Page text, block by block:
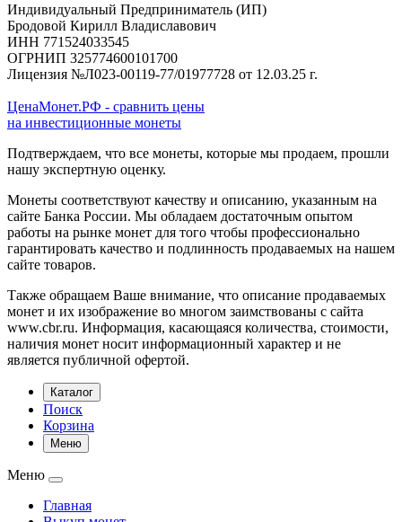
Индивидуальный Предприниматель (ИП)
Бродовой Кирилл Владиславович
ИНН 771524033545
ОГРНИП 325774600101700
Лицензия №Л023-00119-77/01977728 от 12.03.25 г.
ЦенаМонет.РФ - сравнить цены
на инвестиционные монеты
Подтверждаем, что все монеты, которые мы продаем, прошли
нашу экспертную оценку.
Монеты соответствуют качеству и описанию, указанным на
сайте Банка России. Мы обладаем достаточным опытом
работы на рынке монет для того чтобы профессионально
гарантировать качество и подлинность продаваемых на нашем
сайте товаров.
Также обращаем Ваше внимание, что описание продаваемых
монет и их изображение во многом заимствованы с сайта
www.cbr.ru. Информация, касающаяся количества, стоимости,
наличия монет носит информационный характер и не
является публичной офертой.
Каталог
Поиск
Корзина
Меню
Меню
Главная